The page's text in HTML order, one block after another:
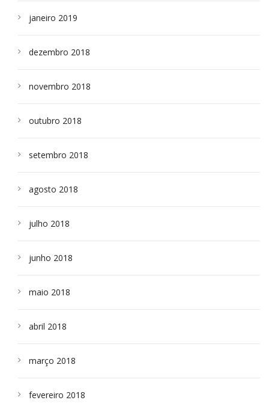
janeiro 2019
dezembro 2018
novembro 2018
outubro 2018
setembro 2018
agosto 2018
julho 2018
junho 2018
maio 2018
abril 2018
março 2018
fevereiro 2018